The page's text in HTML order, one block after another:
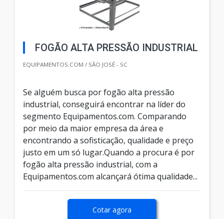
FOGÃO ALTA PRESSÃO INDUSTRIAL
EQUIPAMENTOS.COM / SÃO JOSÉ - SC
Se alguém busca por fogão alta pressão
industrial, conseguirá encontrar na líder do
segmento Equipamentos.com. Comparando
por meio da maior empresa da área e
encontrando a sofisticação, qualidade e preço
justo em um só lugar.Quando a procura é por
fogão alta pressão industrial, com a
Equipamentos.com alcançará ótima qualidade...
Cotar agora